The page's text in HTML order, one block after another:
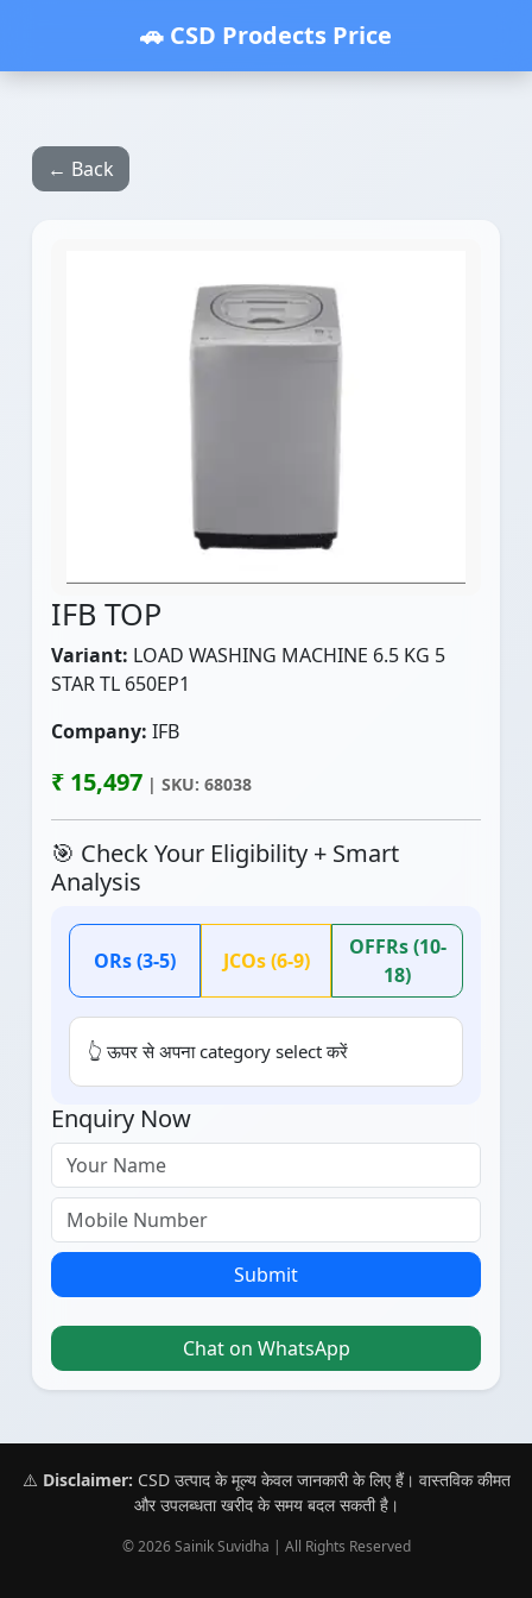
🚗 CSD Prodects Price
← Back
IFB TOP
Variant: LOAD WASHING MACHINE 6.5 KG 5
STAR TL 650EP1
Company: IFB
₹ 15,497 | SKU: 68038
🎯 Check Your Eligibility + Smart
Analysis
ORs (3-5) JCOs (6-9)
OFFRs (10-
18)
👆 ऊपर से अपना category select करें
Enquiry Now
Submit
Chat on WhatsApp
⚠️ Disclaimer: CSD उत्पाद के मूल्य केवल जानकारी के लिए हैं। वास्तविक कीमत
और उपलब्धता खरीद के समय बदल सकती है।
© 2026 Sainik Suvidha | All Rights Reserved